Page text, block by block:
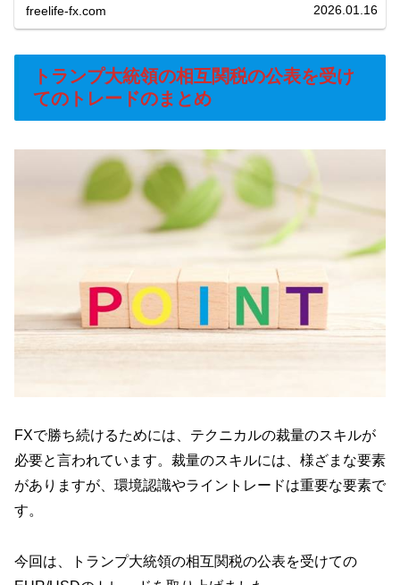
freelife-fx.com 2026.01.16
トランプ大統領の相互関税の公表を受け
てのトレードのまとめ
FXで勝ち続けるためには、テクニカルの裁量のスキルが
必要と言われています。裁量のスキルには、様ざまな要素
がありますが、環境認識やライントレードは重要な要素で
す。
今回は、トランプ大統領の相互関税の公表を受けての